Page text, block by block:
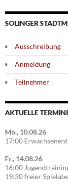
SOLINGER
Ausschreibung
Anmeldung
Teilnehmer
AKTUELLE
Mo., 10.08.26
17:00
Fr., 14.08.26
16:00
19:30 freier